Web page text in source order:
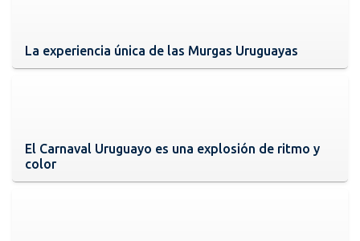
La experiencia única de las Murgas Uruguayas
El Carnaval Uruguayo es una explosión de ritmo y
color